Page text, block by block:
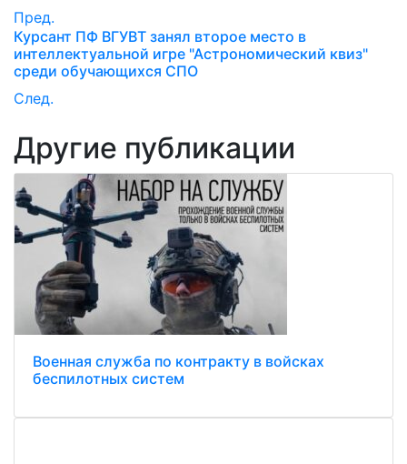
Пред.
Курсант ПФ ВГУВТ занял второе место в
интеллектуальной игре "Астрономический квиз"
среди обучающихся СПО
След.
Другие публикации
Военная служба по контракту в войсках
беспилотных систем